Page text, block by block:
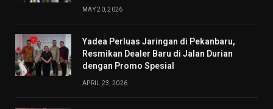
MAY 20, 2026
Yadea Perluas Jaringan di Pekanbaru,
Resmikan Dealer Baru di Jalan Durian
dengan Promo Spesial
APRIL 23, 2026